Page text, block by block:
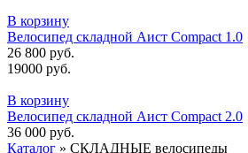
В корзину
Велосипед складной Аист Compact 1.0
26 800 руб.
19000 руб.
В корзину
Велосипед складной Аист Compact 2.0
36 000 руб.
Каталог » СКЛАДНЫЕ велосипеды